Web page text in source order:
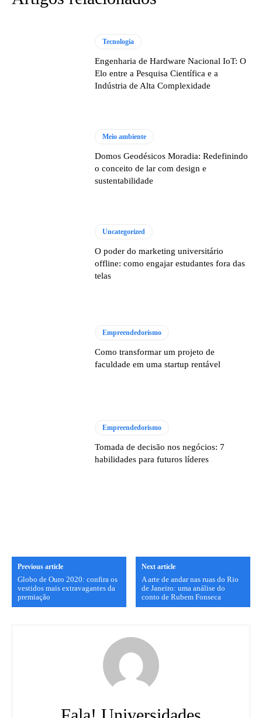
Tecnologia
Engenharia de Hardware Nacional IoT: O
Elo entre a Pesquisa Científica e a
Indústria de Alta Complexidade
Meio ambiente
Domos Geodésicos Moradia: Redefinindo
o conceito de lar com design e
sustentabilidade
Uncategorized
O poder do marketing universitário
offline: como engajar estudantes fora das
telas
Empreendedorismo
Como transformar um projeto de
faculdade em uma startup rentável
Empreendedorismo
Tomada de decisão nos negócios: 7
habilidades para futuros líderes
Previous article
Globo de Ouro 2020: confira os
vestidos mais extravagantes da
premiação
Next article
A arte de andar nas ruas do Rio
de Janeiro: uma análise do
conto de Rubem Fonseca